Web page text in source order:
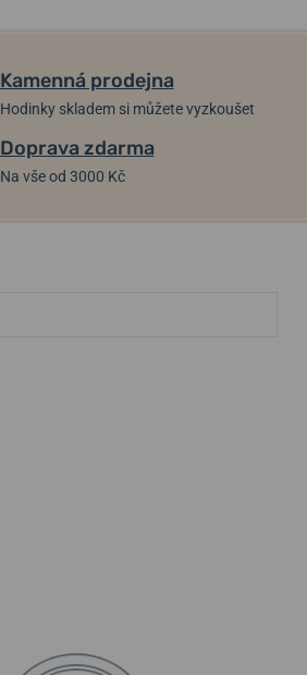
Kamenná prodejna
Hodinky skladem si můžete vyzkoušet
Doprava zdarma
Na vše od 3000 Kč